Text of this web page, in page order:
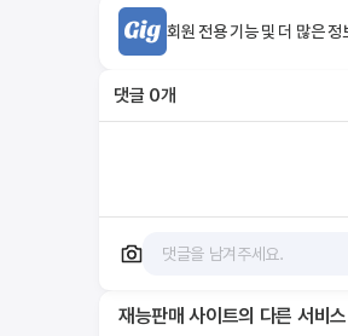
회원 전용 기능 및 더 많은
댓글 0개
재능판매 사이트의 다른 서비스